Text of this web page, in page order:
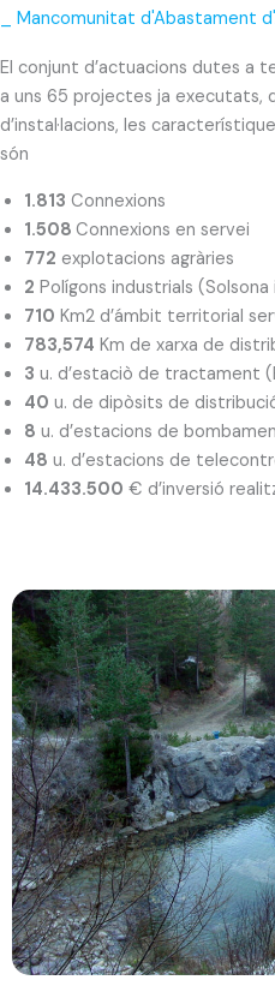
_ Mancomunitat d'Abastament
El conjunt d’actuacions dutes a
a uns 65 projectes ja executats,
d’instal·lacions, les
són
1.813 Connexions
1.508 Connexions en servei
772 explotacions agràries
2 Polígons industrials (Solsona
710 Km2 d’ámbit territorial
783,574 Km de xarxa de
3 u. d’estaciò de tractament
40 u. de dipòsits de
8 u. d’estacions de
48 u. d’estacions de
14.433.500 € d’inversió